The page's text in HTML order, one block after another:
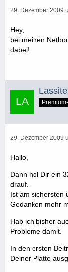
29. Dezember 2009
Hey,
bei meinen
dabei!
29. Dezember 2009
Hallo,
Dann hol Dir ein
drauf.
Ist am sichersten
Gedanken mehr
Hab ich bisher
Probleme damit.
In den ersten
Deiner Platte